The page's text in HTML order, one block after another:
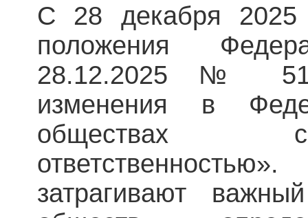
С 28 декабря 2025
положения
28.12.2025 №
изменения в
обществах с
затрагивают